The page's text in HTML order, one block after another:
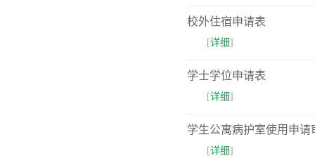
校外住宿申请表
​[详细]
学士学位申请表
​[详细]
学生公寓病护室使用申请
​[详细]